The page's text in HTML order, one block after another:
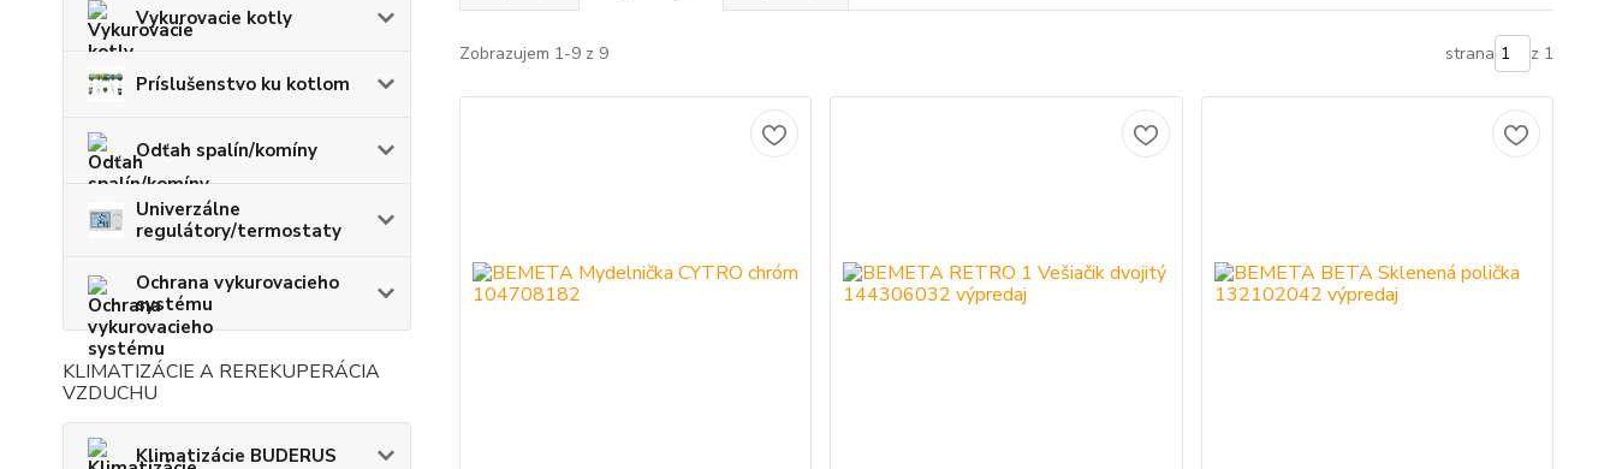
Vykurovacie kotly
Príslušenstvo ku kotlom
Odťah spalín/komíny
Univerzálne
regulátory/termostaty
Ochrana vykurovacieho
systému
KLIMATIZÁCIE A REREKUPERÁCIA
VZDUCHU
Klimatizácie BUDERUS
Zobrazujem 1-9 z 9 strana z 1